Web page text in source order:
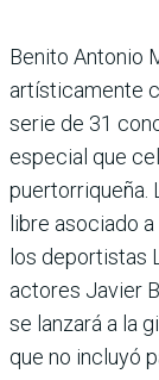
Benito Antonio
artísticamente
serie de 31
especial que
puertorriqueña.
libre asociado
los deportistas
actores Javier
se lanzará a la
que no incluyó